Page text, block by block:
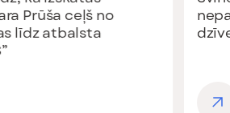
Prūša ceļš no
līdz atbalsta